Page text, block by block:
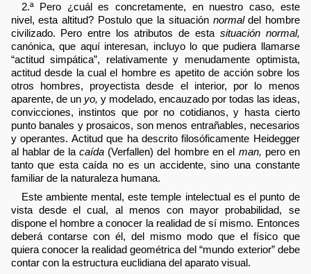
2.ª Pero ¿cuál es concretamente, en nuestro caso, este
nivel, esta altitud? Postulo que la situación normaldel hombre
civilizado. Pero entre los atributos de esta situación normal,
canónica, que aquí interesan, incluyo lo que pudiera llamarse
“actitud simpática”, relativamente y menudamente optimista,
actitud desde la cual el hombre es apetito de acción sobre los
otros hombres, proyectista desde el interior, por lo menos
aparente, de un yo, y modelado, encauzado por todas las ideas,
convicciones, instintos que por no cotidianos, y hasta cierto
punto banales y prosaicos, son menos entrañables, necesarios
y operantes. Actitud que ha descrito filosóficamente Heidegger
al hablar de la caída(Verfallen) del hombre en el man, pero en
tanto que esta caída no es un accidente, sino una constante
familiar de la naturaleza humana.
Este ambiente mental, este temple intelectual es el punto de
vista desde el cual, al menos con mayor probabilidad, se
dispone el hombre a conocer la realidad de sí mismo. Entonces
deberá contarse con él, del mismo modo que el físico que
quiera conocer la realidad geométrica del “mundo exterior” debe
contar con la estructura euclidiana del aparato visual.